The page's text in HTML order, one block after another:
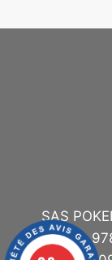
SAS
SIRET :